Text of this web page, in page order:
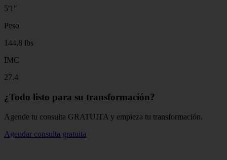
5'1"
Peso
144.8 lbs
IMC
27.4
¿Todo listo para su transformación?
Agende tu consulta GRATUITA y empieza tu transformación.
Agendar consulta gratuita